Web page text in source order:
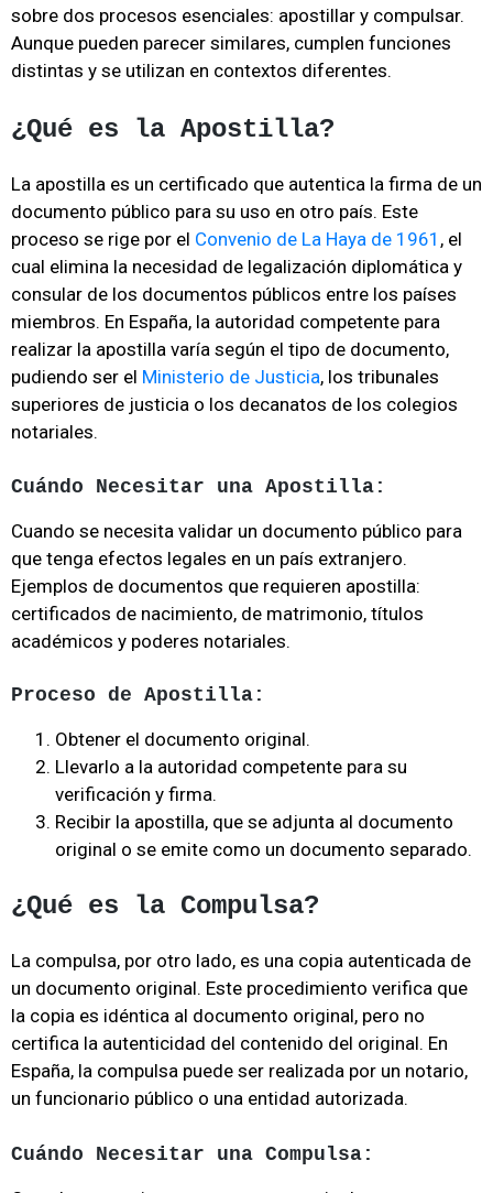
sobre dos procesos esenciales: apostillar y compulsar.
Aunque pueden parecer similares, cumplen funciones
distintas y se utilizan en contextos diferentes.
¿Qué es la Apostilla?
La apostilla es un certificado que autentica la firma de un
documento público para su uso en otro país. Este
proceso se rige por el Convenio de La Haya de 1961 , el
cual elimina la necesidad de legalización diplomática y
consular de los documentos públicos entre los países
miembros. En España, la autoridad competente para
realizar la apostilla varía según el tipo de documento,
pudiendo ser el Ministerio de Justicia, los tribunales
superiores de justicia o los decanatos de los colegios
notariales.
Cuándo Necesitar una Apostilla:
Cuando se necesita validar un documento público para
que tenga efectos legales en un país extranjero.
Ejemplos de documentos que requieren apostilla:
certificados de nacimiento, de matrimonio, títulos
académicos y poderes notariales.
Proceso de Apostilla:
Obtener el documento original.
Llevarlo a la autoridad competente para su
verificación y firma.
Recibir la apostilla, que se adjunta al documento
original o se emite como un documento separado.
¿Qué es la Compulsa?
La compulsa, por otro lado, es una copia autenticada de
un documento original. Este procedimiento verifica que
la copia es idéntica al documento original, pero no
certifica la autenticidad del contenido del original. En
España, la compulsa puede ser realizada por un notario,
un funcionario público o una entidad autorizada.
Cuándo Necesitar una Compulsa: